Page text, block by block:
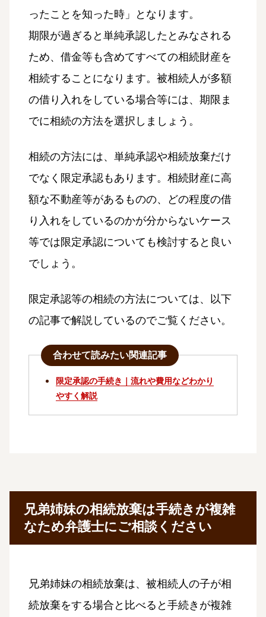
ったことを知った時」となります。
期限が過ぎると単純承認したとみなされる
ため、借金等も含めてすべての相続財産を
相続することになります。被相続人が多額
の借り入れをしている場合等には、期限ま
でに相続の方法を選択しましょう。
相続の方法には、単純承認や相続放棄だけ
でなく限定承認もあります。相続財産に高
額な不動産等があるものの、どの程度の借
り入れをしているのかが分からないケース
等では限定承認についても検討すると良い
でしょう。
限定承認等の相続の方法については、以下
の記事で解説しているのでご覧ください。
合わせて読みたい関連記事
限定承認の手続き｜流れや費用などわかり
やすく解説
兄弟姉妹の相続放棄は手続きが複雑
なため弁護士にご相談ください
兄弟姉妹の相続放棄は、被相続人の子が相
続放棄をする場合と比べると手続きが複雑